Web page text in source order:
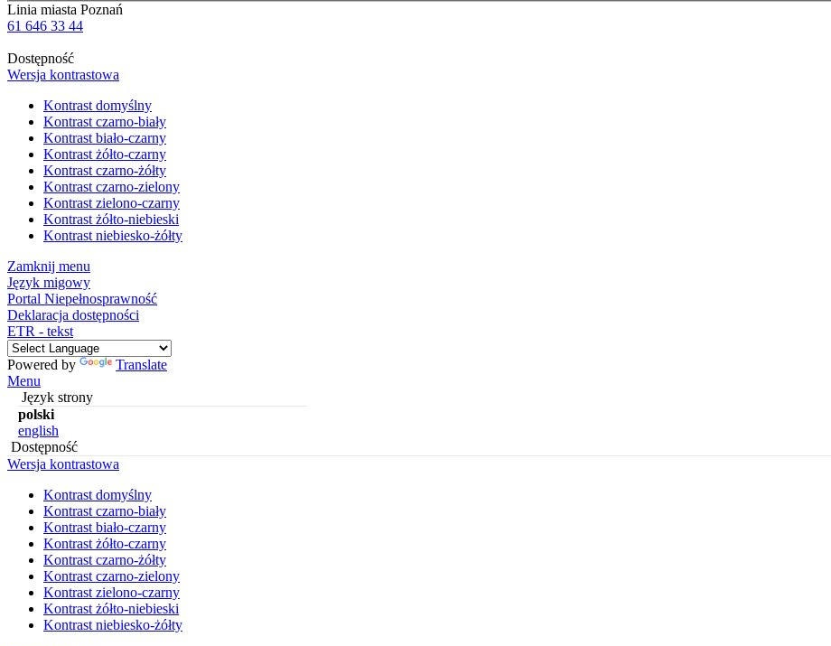
Linia miasta Poznań
61 646 33 44
Dostępność
Wersja kontrastowa
Kontrast domyślny
Kontrast czarno-biały
Kontrast biało-czarny
Kontrast żółto-czarny
Kontrast czarno-żółty
Kontrast czarno-zielony
Kontrast zielono-czarny
Kontrast żółto-niebieski
Kontrast niebiesko-żółty
Zamknij menu
Język migowy
Portal Niepełnosprawność
Deklaracja dostępności
ETR - tekst
Powered by
Translate
Menu
Język strony
polski
english
Dostępność
Wersja kontrastowa
Kontrast domyślny
Kontrast czarno-biały
Kontrast biało-czarny
Kontrast żółto-czarny
Kontrast czarno-żółty
Kontrast czarno-zielony
Kontrast zielono-czarny
Kontrast żółto-niebieski
Kontrast niebiesko-żółty